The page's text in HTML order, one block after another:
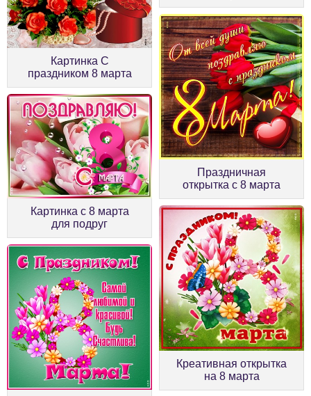
Картинка С
праздником 8 марта
Праздничная
открытка с 8 марта
Картинка с 8 марта
для подруг
Креативная открытка
на 8 марта